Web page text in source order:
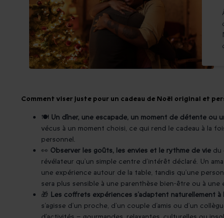
Comment viser juste pour un cadeau de Noël original et
🍽️ Un dîner, une escapade, un moment de détente ou
vécus à un moment choisi, ce qui rend le cadeau à la
personnel.
👀 Observer les goûts, les envies et le rythme de vie du
révélateur qu’un simple centre d’intérêt déclaré. Un
une expérience autour de la table, tandis qu’une
sera plus sensible à une parenthèse bien-être ou à une
🎁 Les coffrets expériences s’adaptent naturellement
s’agisse d’un proche, d’un couple d’amis ou d’un